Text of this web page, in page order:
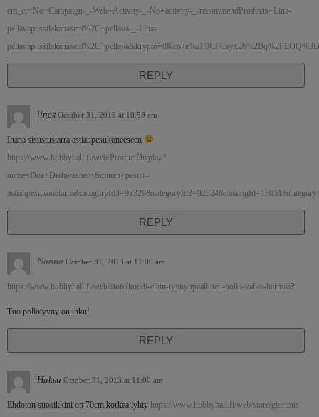
cm_cr=No+Campaign-_-Web+Activity-_-No+activity-_-recommendProducts+Lina-
pellavapussilakanasetti%2C+pellava-_-Lina-
REPLY
iines October 31, 2013 at 10:58 am
Ihana sisustustarra astianpesukoneeseen
https://www.hobbyhall.fi/web/ProductDisplay?
name=Doa+Dishwasher+Sininen+pesu+-
REPLY
Nonna October 31, 2013 at 11:00 am
https://www.hobbyhall.fi/web/store/koodi-elain-tyynynpaallinen-pollo-valko-harmaa?
Tuo pöllötyyny on ihku!
REPLY
Haksu October 31, 2013 at 11:00 am
Ehdoton suosikkini on 70cm korkea lyhty https://www.hobbyhall.fi/web/store/glorious-